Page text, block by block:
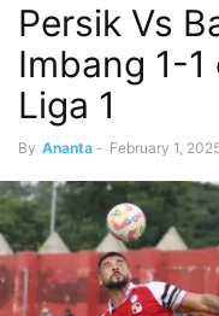
Persik Vs
Imbang 1-1
Liga 1
By Ananta - February 1,